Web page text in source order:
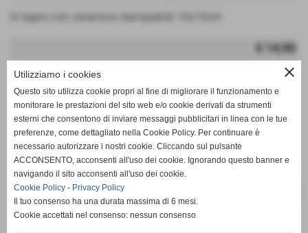
In legno con ceramica stampabile 10x10cm
€ 14,90
iva inc.
q.tà remove_circle add_circle
PoLeg
close
Utilizziamo i cookies
Questo sito utilizza cookie propri al fine di migliorare il funzionamento e
monitorare le prestazioni del sito web e/o cookie derivati da strumenti
esterni che consentono di inviare messaggi pubblicitari in linea con le tue
preferenze, come dettagliato nella Cookie Policy. Per continuare è
necessario autorizzare i nostri cookie. Cliccando sul pulsante
ACCONSENTO, acconsenti all'uso dei cookie. Ignorando questo banner e
navigando il sito acconsenti all'uso dei cookie.
Cookie Policy - Privacy Policy
Il tuo consenso ha una durata massima di 6 mesi.
Cookie accettati nel consenso: nessun consenso